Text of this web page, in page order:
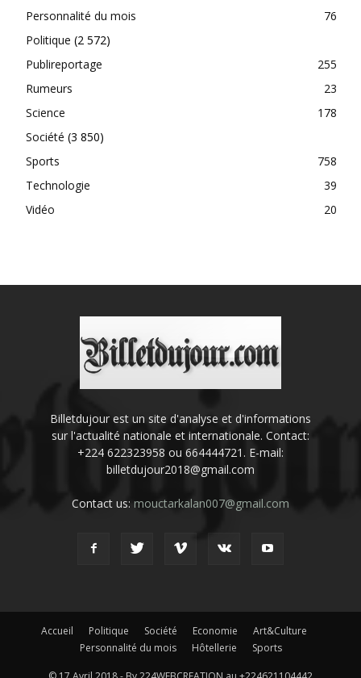
Personnalité du mois
76
Politique (2 572)
Publireportage
255
Rumeurs
23
Science
178
Société (3 850)
Sports
758
Technologie
39
Vidéo
20
Billetdujour est un site d'analyse et d'informations
sur l'actualité nationale et internationale. Contact:
+224 622323958 ou 664444721. E-mail:
billetdujour2018@gmail.com
Contact us: mouctarkalan007@gmail.com
Accueil Politique Société Economie
Art&Culture
Personnalité du mois
Hôtellerie Sports